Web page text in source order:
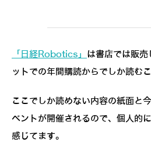
「日経Robotics」 は書店では販
ットでの年間購読からでしか読む
ここでしか読めない内容の紙面と
ベントが開催されるので、個人的
感じてます。